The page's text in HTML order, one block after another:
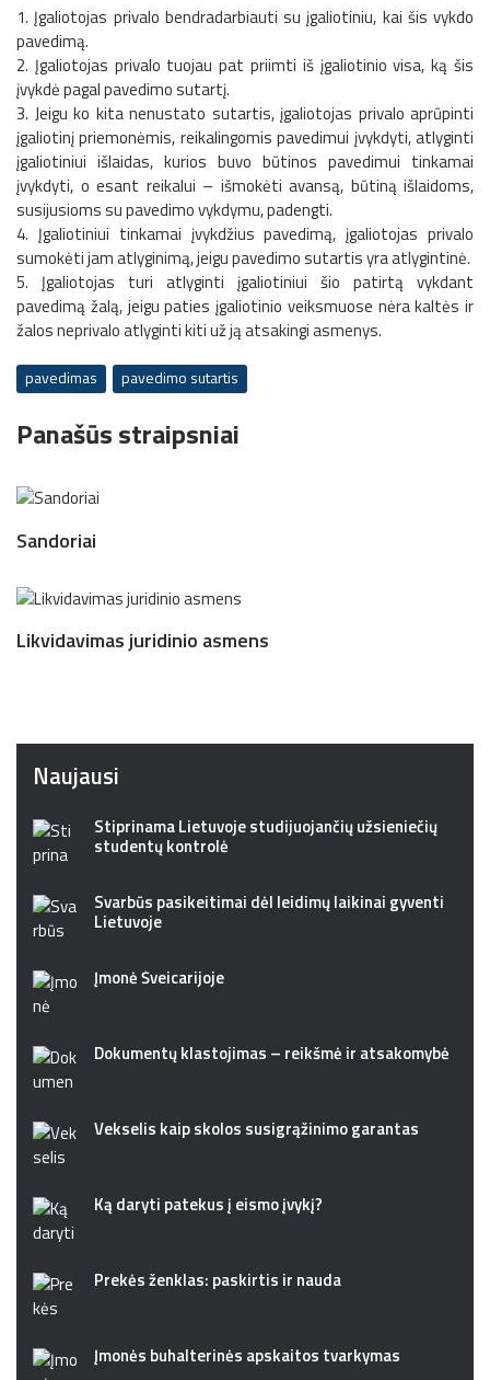
1. Įgaliotojas privalo bendradarbiauti su įgaliotiniu, kai šis vykdo
pavedimą.
2. Įgaliotojas privalo tuojau pat priimti iš įgaliotinio visa, ką šis
įvykdė pagal pavedimo sutartį.
3. Jeigu ko kita nenustato sutartis, įgaliotojas privalo aprūpinti
įgaliotinį priemonėmis, reikalingomis pavedimui įvykdyti, atlyginti
įgaliotiniui išlaidas, kurios buvo būtinos pavedimui tinkamai
įvykdyti, o esant reikalui – išmokėti avansą, būtiną išlaidoms,
susijusioms su pavedimo vykdymu, padengti.
4. Įgaliotiniui tinkamai įvykdžius pavedimą, įgaliotojas privalo
sumokėti jam atlyginimą, jeigu pavedimo sutartis yra atlygintinė.
5. Įgaliotojas turi atlyginti įgaliotiniui šio patirtą vykdant
pavedimą žalą, jeigu paties įgaliotinio veiksmuose nėra kaltės ir
žalos neprivalo atlyginti kiti už ją atsakingi asmenys.
pavedimas pavedimo sutartis
Panašūs straipsniai
Sandoriai
Likvidavimas juridinio asmens
Naujausi
Stiprinama Lietuvoje studijuojančių užsieniečių
studentų kontrolė
Svarbūs pasikeitimai dėl leidimų laikinai gyventi
Lietuvoje
Įmonė Šveicarijoje
Dokumentų klastojimas – reikšmė ir atsakomybė
Vekselis kaip skolos susigrąžinimo garantas
Ką daryti patekus į eismo įvykį?
Prekės ženklas: paskirtis ir nauda
Įmonės buhalterinės apskaitos tvarkymas